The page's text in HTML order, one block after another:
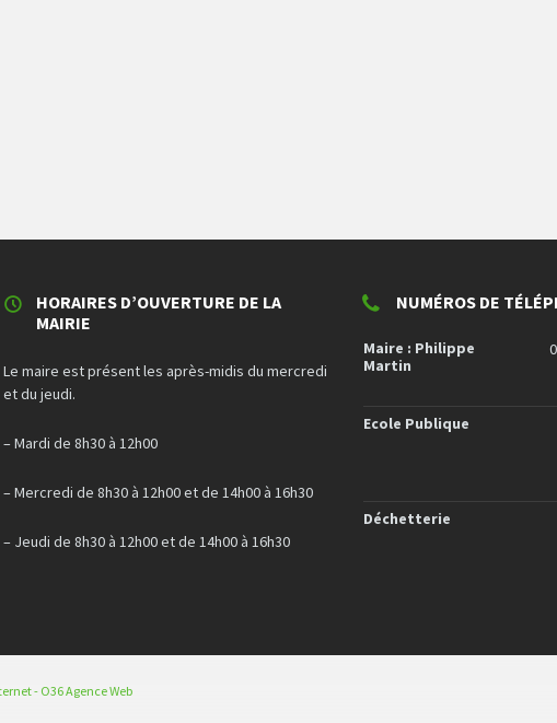
HORAIRES D’OUVERTURE DE LA
MAIRIE
Le maire est présent les après-midis du mercredi
et du jeudi.
– Mardi de 8h30 à 12h00
– Mercredi de 8h30 à 12h00 et de 14h00 à 16h30
– Jeudi de 8h30 à 12h00 et de 14h00 à 16h30
NUMÉROS DE
Maire : Philippe
Martin
Ecole Publique
Déchetterie
- O36 Agence Web